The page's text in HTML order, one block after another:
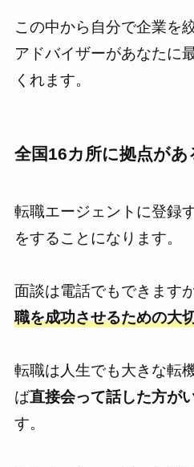
この中から自分で企業を
アドバイザーがあなたに
くれます。
全国16カ所に拠点があ
転職エージェントに登録
をすることになります。
面談は電話でもできますが
職を成功させるための大
転職は人生でも大きな転
ば直接会って話した方が
す。